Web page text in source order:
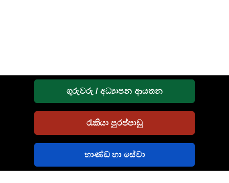
ගුරුවරු / අධ්‍යාපන ආයතන
රැකියා පුරප්පාඩු
භාණ්ඩ හා සේවා